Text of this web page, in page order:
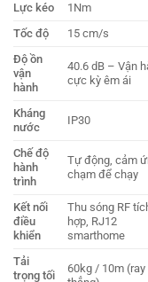
Lực kéo
1Nm
Tốc độ
15 cm/s
Độ ồn
vận
hành
40.6 dB – Vận
cực kỳ êm ái
Kháng
nước
IP30
Chế độ
hành
trình
Tự động, cảm
chạm để chạy
Kết nối
điều
khiển
Thu sóng RF
hợp, RJ12
smarthome
Tải
trọng tối
60kg / 10m (ray